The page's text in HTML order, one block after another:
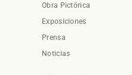
Obra Pictórica
Exposiciones
Prensa
Noticias